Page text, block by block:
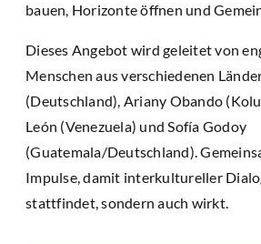
bauen, Horizonte öffnen und
Dieses Angebot wird geleitet von
Menschen aus verschiedenen
(Deutschland), Ariany Obando
León (Venezuela) und Sofía Godoy
(Guatemala/Deutschland).
Impulse, damit interkultureller
stattfindet, sondern auch wirkt.